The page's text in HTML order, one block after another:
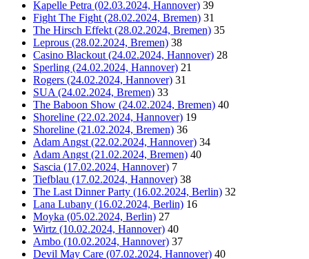
Kapelle Petra (02.03.2024, Hannover) 39
Fight The Fight (28.02.2024, Bremen) 31
The Hirsch Effekt (28.02.2024, Bremen) 35
Leprous (28.02.2024, Bremen) 38
Casino Blackout (24.02.2024, Hannover) 28
Sperling (24.02.2024, Hannover) 21
Rogers (24.02.2024, Hannover) 31
SUA (24.02.2024, Bremen) 33
The Baboon Show (24.02.2024, Bremen) 40
Shoreline (22.02.2024, Hannover) 19
Shoreline (21.02.2024, Bremen) 36
Adam Angst (22.02.2024, Hannover) 34
Adam Angst (21.02.2024, Bremen) 40
Sascia (17.02.2024, Hannover) 7
Tiefblau (17.02.2024, Hannover) 38
The Last Dinner Party (16.02.2024, Berlin) 32
Lana Lubany (16.02.2024, Berlin) 16
Moyka (05.02.2024, Berlin) 27
Wirtz (10.02.2024, Hannover) 40
Ambo (10.02.2024, Hannover) 37
Devil May Care (07.02.2024, Hannover) 40